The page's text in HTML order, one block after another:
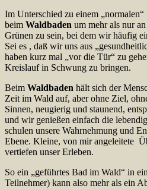
Im Unterschied zu einem
beim Waldbaden um mehr als nur
Grünen zu sein, bei dem wir häufig
Sei es , daß wir uns aus
haben kurz mal „vor die Tür“ zu
Kreislauf in Schwung zu bringen.
Beim Waldbaden hält sich der
Zeit im Wald auf, aber ohne Ziel,
Sinnen, neugierig und staunend,
und wir genießen einfach die
schulen unsere Wahrnehmung und
Ebene. Kleine, von mir angeleitete
vertiefen unser Erleben.
So ein „geführtes Bad im Wald“ in
Teilnehmer) kann also mehr als ein